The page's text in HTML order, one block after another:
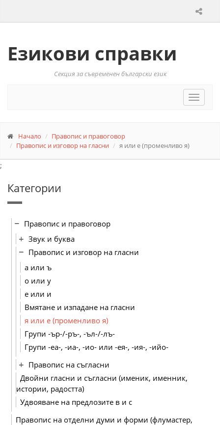
Езикови справки
Секция за съвременен български език
Toggle
Начало
Правопис и правоговор
Правопис и изговор на гласни
я или е (променливо я)
;
Категории
Правопис и правоговор
Звук и буква
Правопис и изговор на гласни
а или ъ
о или у
е или и
Вмятане и изпадане на гласни
я или е (променливо я)
Групи -ър-/-ръ-, -ъл-/-лъ-
Групи -еа-, -иа-, -ио- или -ея-, -ия-, -ийо-
Правопис на съгласни
Двойни гласни и съгласни (именик, именник,
истории, радостта)
Удвояване на предлозите в и с
Правопис на отделни думи и форми (флумастер,